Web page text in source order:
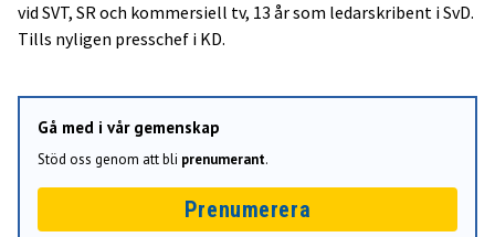
vid SVT, SR och kommersiell tv, 13 år som ledarskribent i SvD.
Tills nyligen presschef i KD.
Gå med i vår gemenskap
Stöd oss genom att bli prenumerant.
Prenumerera